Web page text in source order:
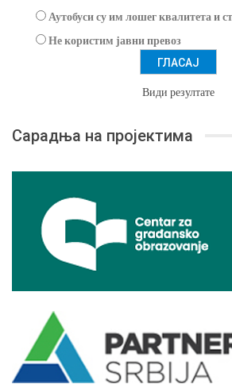
Аутобуси су им лошег квалитета и
Не користим јавни превоз
Види резултате
Сарадња на пројектима